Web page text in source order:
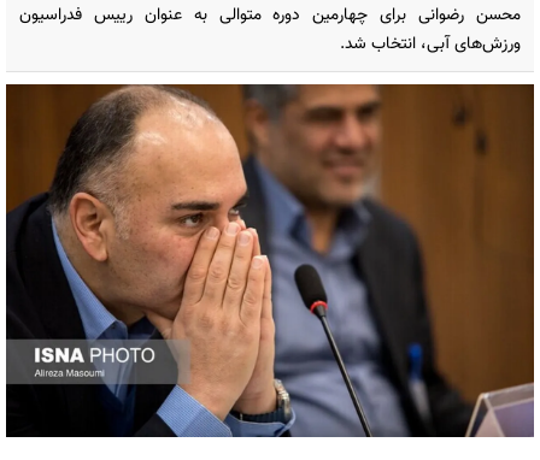
محسن رضوانی برای چهارمین دوره متوالی به عنوان رییس فدراسیون
ورزش‌های آبی، انتخاب شد.